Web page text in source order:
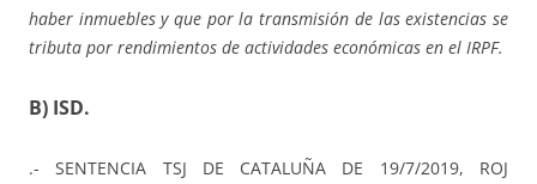
haber inmuebles y que por la transmisión de las existencias se
tributa por rendimientos de actividades económicas en el IRPF.
B) ISD.
.- SENTENCIA TSJ DE CATALUÑA DE 19/7/2019, ROJ